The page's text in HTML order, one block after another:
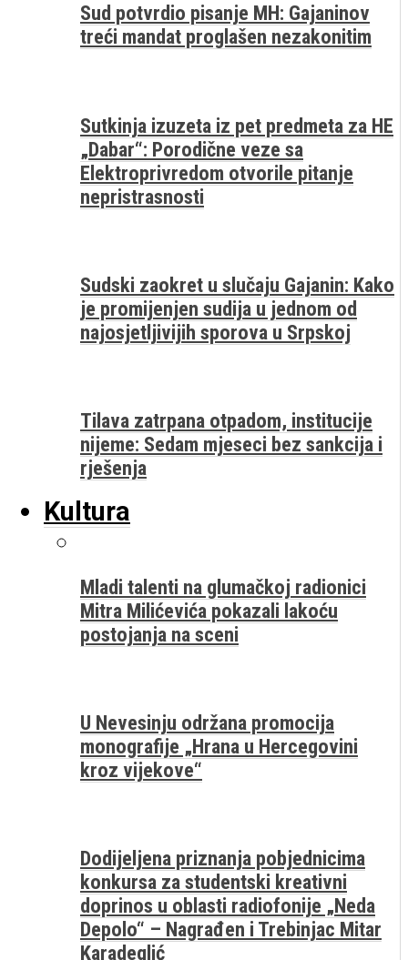
Sud potvrdio pisanje MH: Gajaninov
treći mandat proglašen nezakonitim
Sutkinja izuzeta iz pet predmeta za HE
„Dabar“: Porodične veze sa
Elektroprivredom otvorile pitanje
nepristrasnosti
Sudski zaokret u slučaju Gajanin: Kako
je promijenjen sudija u jednom od
najosjetljivijih sporova u Srpskoj
Tilava zatrpana otpadom, institucije
nijeme: Sedam mjeseci bez sankcija i
rješenja
Kultura
Mladi talenti na glumačkoj radionici
Mitra Milićevića pokazali lakoću
postojanja na sceni
U Nevesinju održana promocija
monografije „Hrana u Hercegovini
kroz vijekove“
Dodijeljena priznanja pobjednicima
konkursa za studentski kreativni
doprinos u oblasti radiofonije „Neda
Depolo“ – Nagrađen i Trebinjac Mitar
Karadeglić